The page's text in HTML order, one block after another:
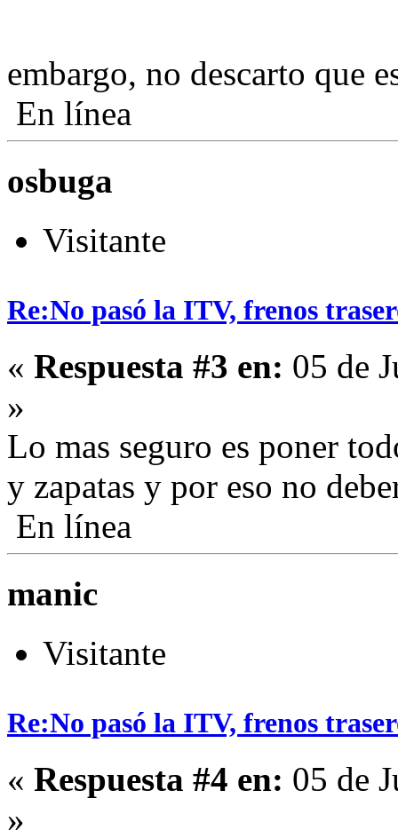
embargo, no descarto que
En línea
osbuga
Visitante
Re:No pasó la ITV, frenos
« Respuesta #3 en: 05 de
»
Lo mas seguro es poner
y zapatas y por eso no
En línea
manic
Visitante
Re:No pasó la ITV, frenos
« Respuesta #4 en: 05 de
»